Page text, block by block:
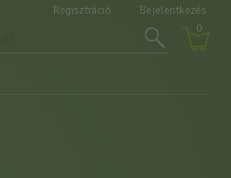
Regisztráció
Bejelentkezés
0